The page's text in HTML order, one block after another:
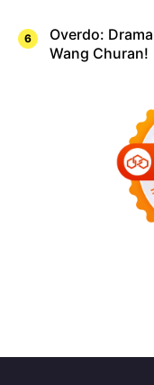
Overdo:
Wang Churan!